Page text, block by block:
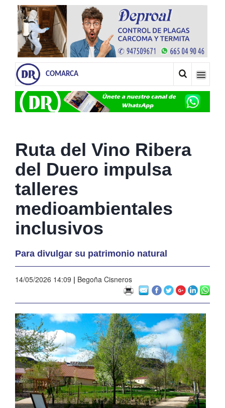
COMARCA
Ruta del Vino Ribera
del Duero impulsa
talleres
medioambientales
inclusivos
Para divulgar su patrimonio natural
14/05/2026 14:09 | Begoña Cisneros